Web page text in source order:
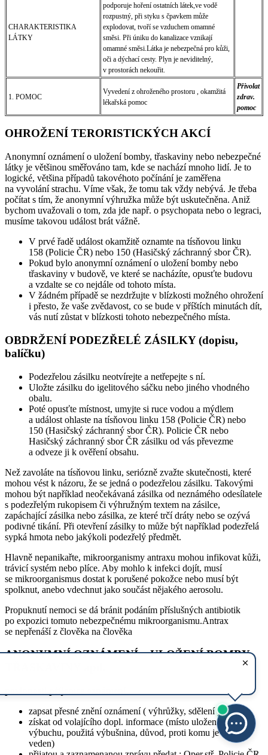
CHARAKTERISTIKA
LÁTKY
podporuje hoření ostatních látek,ve vodě
rozpustný, při styku s čpavkem může
explodovat, tvoří se vzduchem omamné
směsi. Při úniku do kanalizace vznikají
omamné směsi.Látka je nebezpečná pro kůži,
oči a dýchací cesty. Plyn je neviditelný,
v prostorách nekouřit.
1. POMOC
Vyvedení z ohroženého prostoru , okamžitá
lékařská pomoc
Přivolat
zdrav.
pomoc
OHROŽENÍ TERORISTICKÝCH AKCÍ
Anonymní oznámení o uložení bomby, třaskaviny nebo nebezpečné
látky je většinou směřováno tam, kde se nachází mnoho lidí. Je to
logické, většina případů takovéhoto počínání je zaměřena
na vyvolání strachu. Víme však, že tomu tak vždy nebývá. Je třeba
počítat s tím, že anonymní výhružka může být uskutečněna. Aniž
bychom uvažovali o tom, zda jde např. o psychopata nebo o legraci,
musíme takovou událost brát vážně.
V prvé řadě událost okamžitě oznamte na tísňovou linku
158 (Policie ČR) nebo 150 (Hasičský záchranný sbor ČR).
Pokud bylo anonymní oznámení o uložení bomby nebo
třaskaviny v budově, ve které se nacházíte, opusťte budovu
a vzdalte se co nejdále od tohoto místa.
V žádném případě se nezdržujte v blízkosti možného ohrožení
i přesto, že vaše zvědavost, co se bude v příštích minutách dít,
vás nutí zůstat v blízkosti tohoto nebezpečného místa.
OBDRŽENÍ PODEZŘELÉ ZÁSILKY (dopisu,
balíčku)
Podezřelou zásilku neotvírejte a netřepejte s ní.
Uložte zásilku do igelitového sáčku nebo jiného vhodného
obalu.
Poté opusťte místnost, umyjte si ruce vodou a mýdlem
a událost ohlaste na tísňovou linku 158 (Policie ČR) nebo
150 (Hasičský záchranný sbor ČR). Policie ČR nebo
Hasičský záchranný sbor ČR zásilku od vás převezme
a odveze ji k ověření obsahu.
Než zavoláte na tísňovou linku, seriózně zvažte skutečnosti, které
mohou vést k názoru, že se jedná o podezřelou zásilku. Takovými
mohou být například neočekávaná zásilka od neznámého odesílatele
s podezřelým rukopisem či výhružným textem na zásilce,
zapáchající zásilka nebo zásilka, ze které trčí dráty nebo se ozývá
podivné tikání. Při otevření zásilky to může být například podezřelá
sypká hmota nebo jakýkoli podezřelý předmět.
Hlavně nepanikařte, mikroorganismy antraxu mohou infikovat kůži,
trávicí systém nebo plíce. Aby mohlo k infekci dojít, musí
se mikroorganismus dostat k porušené pokožce nebo musí být
spolknut, anebo vdechnut jako součást nějakého aerosolu.
Propuknutí nemoci se dá bránit podáním příslušných antibiotik
po expozici tomuto nebezpečnému mikroorganismu.Antrax
se nepřenáší z člověka na člověka
ANONYMNÍ OZNÁMENÍ – ULOŽENÍ BOMBY,
zapsat přesné znění oznámení ( výhrůžky, sdělení )
získat od volajícího dopl. informace (místo uložení, čas
výbuchu, použitá výbušnina, důvod, proti komu je útok
veden)